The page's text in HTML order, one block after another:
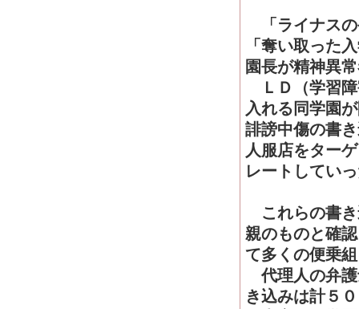
「ライナスの
「奪い取った
園長が精神異
ＬＤ（学習障
入れる同学園
誹謗中傷の書
人服店をター
レートしてい
これらの書き
親のものと確
て多くの便乗
代理人の弁護
き込みは計５